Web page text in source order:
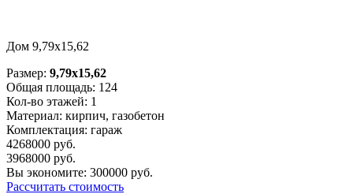
Дом 9,79х15,62
Размер: 9,79х15,62
Общая площадь: 124
Кол-во этажей: 1
Материал: кирпич, газобетон
Комплектация: гараж
4268000 руб.
3968000 руб.
Вы экономите: 300000 руб.
Рассчитать стоимость